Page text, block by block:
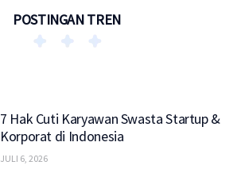
POSTINGAN TREN
7 Hak Cuti Karyawan Swasta Startup &
Korporat di Indonesia
JULI 6, 2026